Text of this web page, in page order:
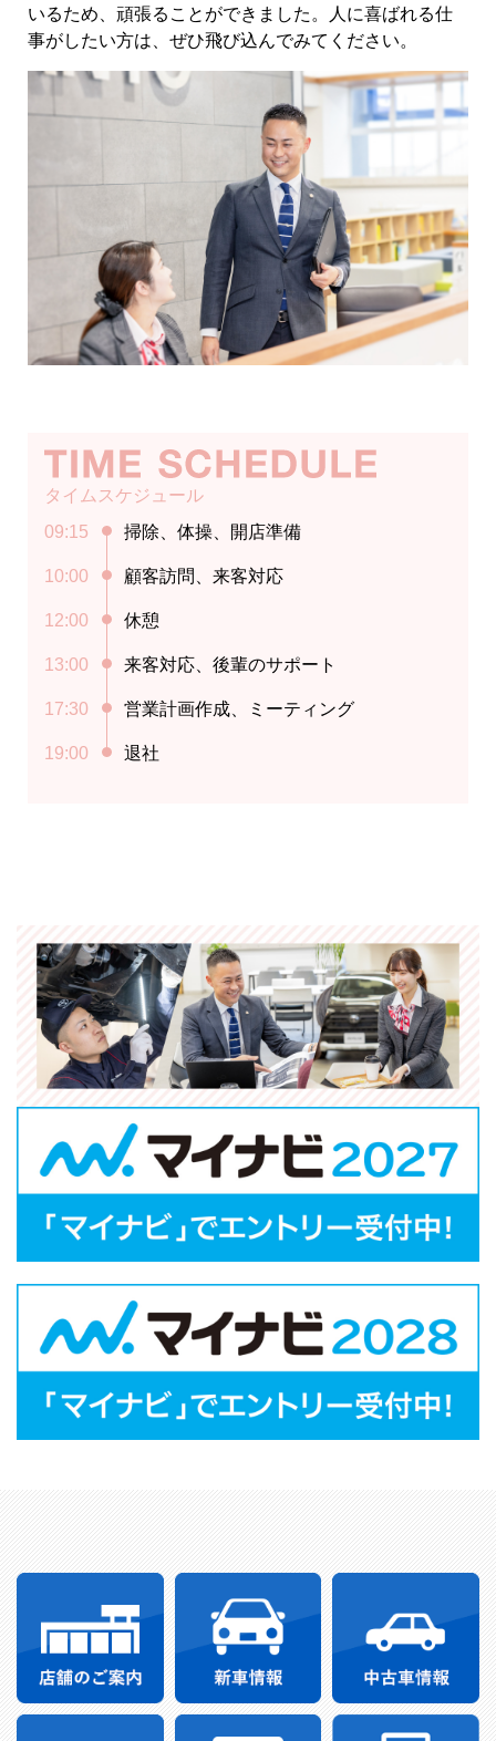
いるため、頑張ることができました。人に喜ばれる仕
事がしたい方は、ぜひ飛び込んでみてください。
タイムスケジュール
09:15
掃除、体操、開店準備
10:00 顧客訪問、来客対応
12:00 休憩
13:00 来客対応、後輩のサポート
17:30 営業計画作成、ミーティング
19:00 退社